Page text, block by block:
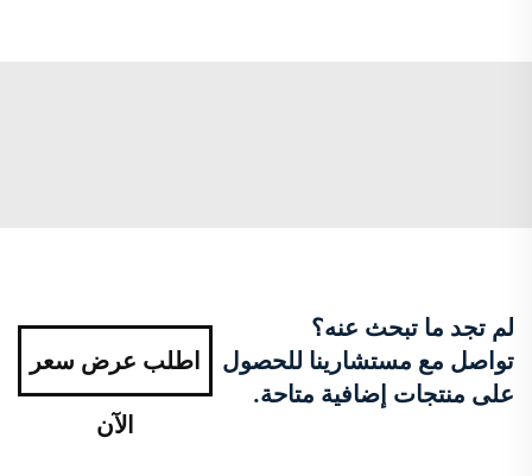
لم تجد ما تبحث عنه؟
تواصل مع مستشارينا للحصول
على منتجات إضافية متاحة.
اطلب عرض سعر
الآن